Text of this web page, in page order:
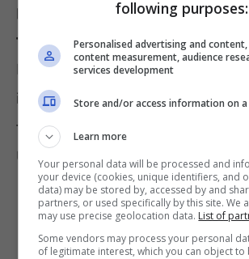
però, che il suo obiettivo è
teatro
e magari anche in
Eleonora ha aggiunto che ha
in questi anni e che vorrebbe far
tutti quanto sia cresciuta
Un’occasione che spera arrivi.
following purposes:
Personalised advertising and
content measurement, audience
services development
Store and/or access information on a
Learn more
Your personal data will be processed and
your device (cookies, unique identifiers, and
data) may be stored by, accessed by and
partners, or used specifically by this site. We
may use precise geolocation data. List of
Some vendors may process your personal
of legitimate interest, which you can object to